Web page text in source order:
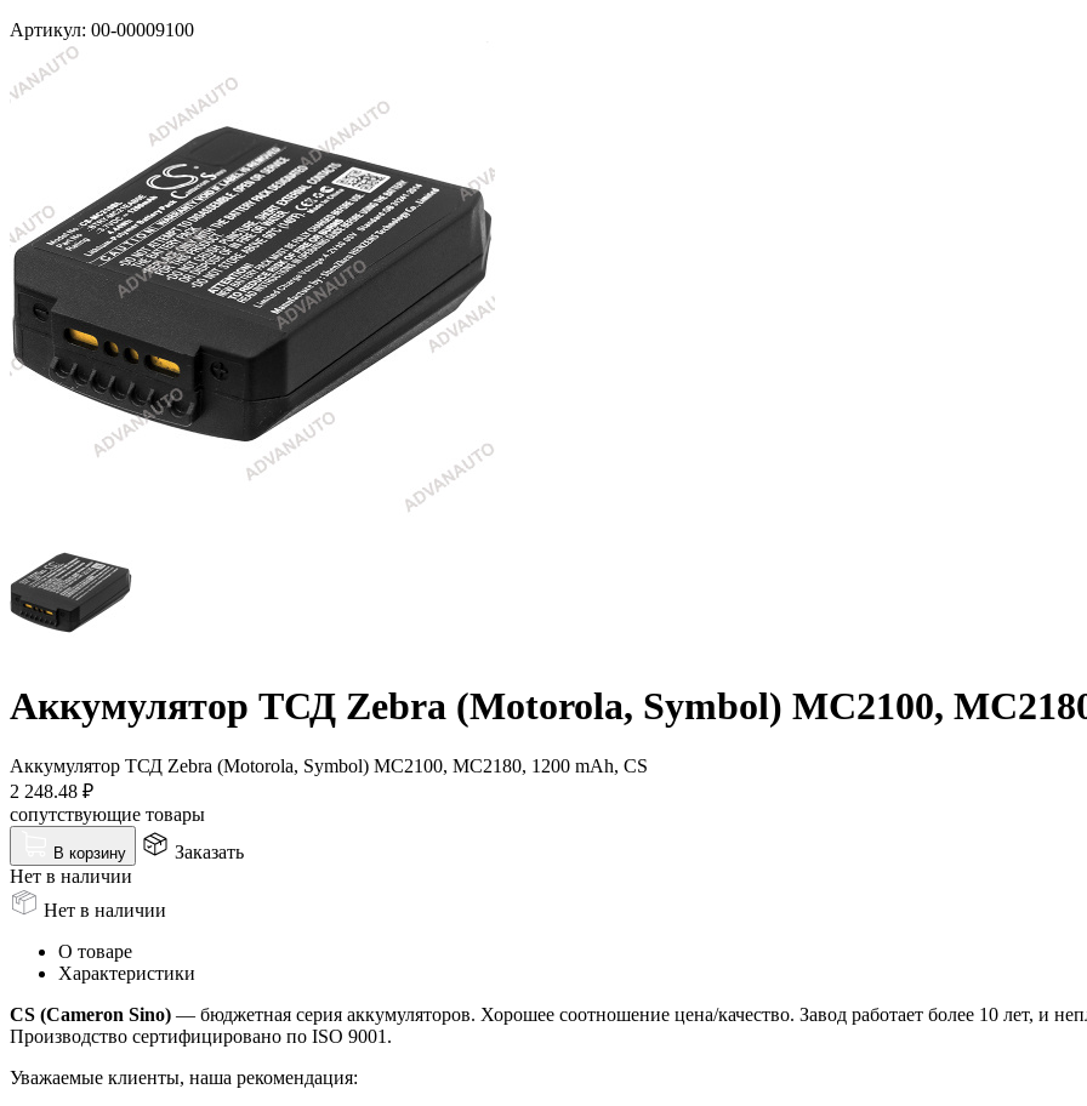
Артикул: 00-00009100
Аккумулятор ТСД Zebra (Motorola, Symbol) MC2100,
Аккумулятор ТСД Zebra (Motorola, Symbol) MC2100, MC2180, 1200 mAh, CS
2 248.48 ₽
сопутствующие товары
В корзину
Заказать
Нет в наличии
Нет в наличии
О товаре
Характеристики
CS (Cameron Sino) — бюджетная серия аккумуляторов. Хорошее соотношение цена/качество. Завод работает более 10 лет, и
Производство сертифицировано по ISO 9001.
Уважаемые клиенты, наша рекомендация: